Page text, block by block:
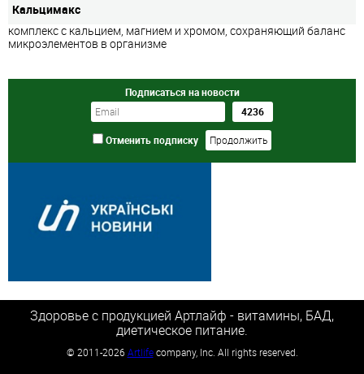
Кальцимакс
комплекс с кальцием, магнием и хромом, сохраняющий баланс
микроэлементов в организме
Подписаться на новости
Отменить подписку
Здоровье с продукцией Артлайф - витамины, БАД,
диетическое питание.
© 2011-2026 Artlifecompany, Inc. All rights reserved.